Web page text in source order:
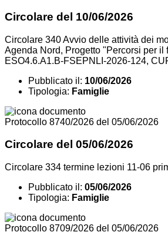
Circolare del 10/06/2026
Circolare 340 Avvio delle attività dei
Agenda Nord, Progetto "Percorsi per il
ESO4.6.A1.B-FSEPNLI-2026-124,
Pubblicato il: 10/06/2026
Tipologia: Famiglie
Protocollo 8740/2026 del 05/06/2026
Circolare del 05/06/2026
Circolare 334 termine lezioni 11-06
Pubblicato il: 05/06/2026
Tipologia: Famiglie
Protocollo 8709/2026 del 05/06/2026